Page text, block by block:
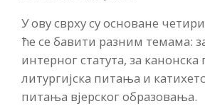
У ову сврху су основане
ће се бавити разним темама:
интерног статута, за
литургијска питања и
питања вјерског образовања.